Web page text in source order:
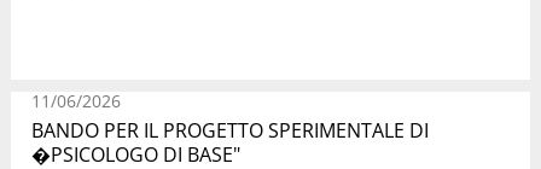
11/06/2026
BANDO PER IL PROGETTO SPERIMENTALE DI
�PSICOLOGO DI BASE"